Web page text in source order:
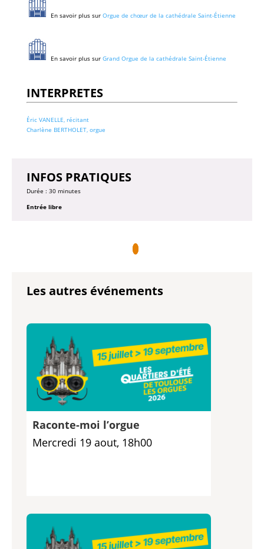
En savoir plus sur Orgue de chœur de la cathédrale Saint-Étienne
En savoir plus sur Grand Orgue de la cathédrale Saint-Étienne
INTERPRETES
Éric VANELLE, récitant
Charlène BERTHOLET, orgue
INFOS PRATIQUES
Durée : 30 minutes
Entrée libre
Les autres événements
Raconte-moi l’orgue
Mercredi 19 aout, 18h00